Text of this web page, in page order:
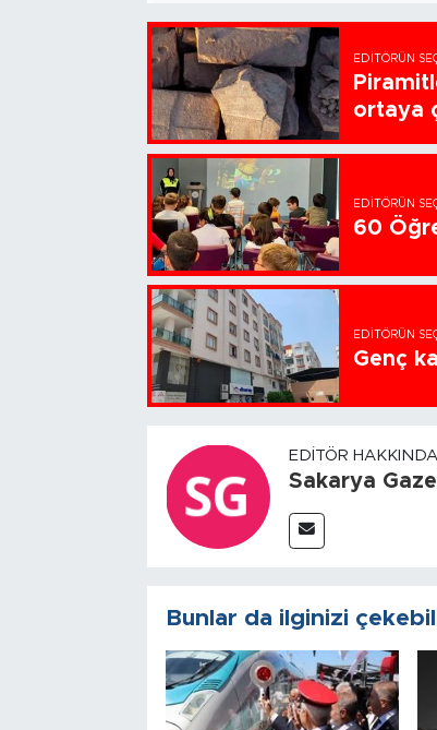
EDITÖRÜN
ortaya
EDITÖRÜN
60
EDITÖRÜN
Genç
EDITÖR HAKKINDA
Sakarya
Bunlar da ilginizi